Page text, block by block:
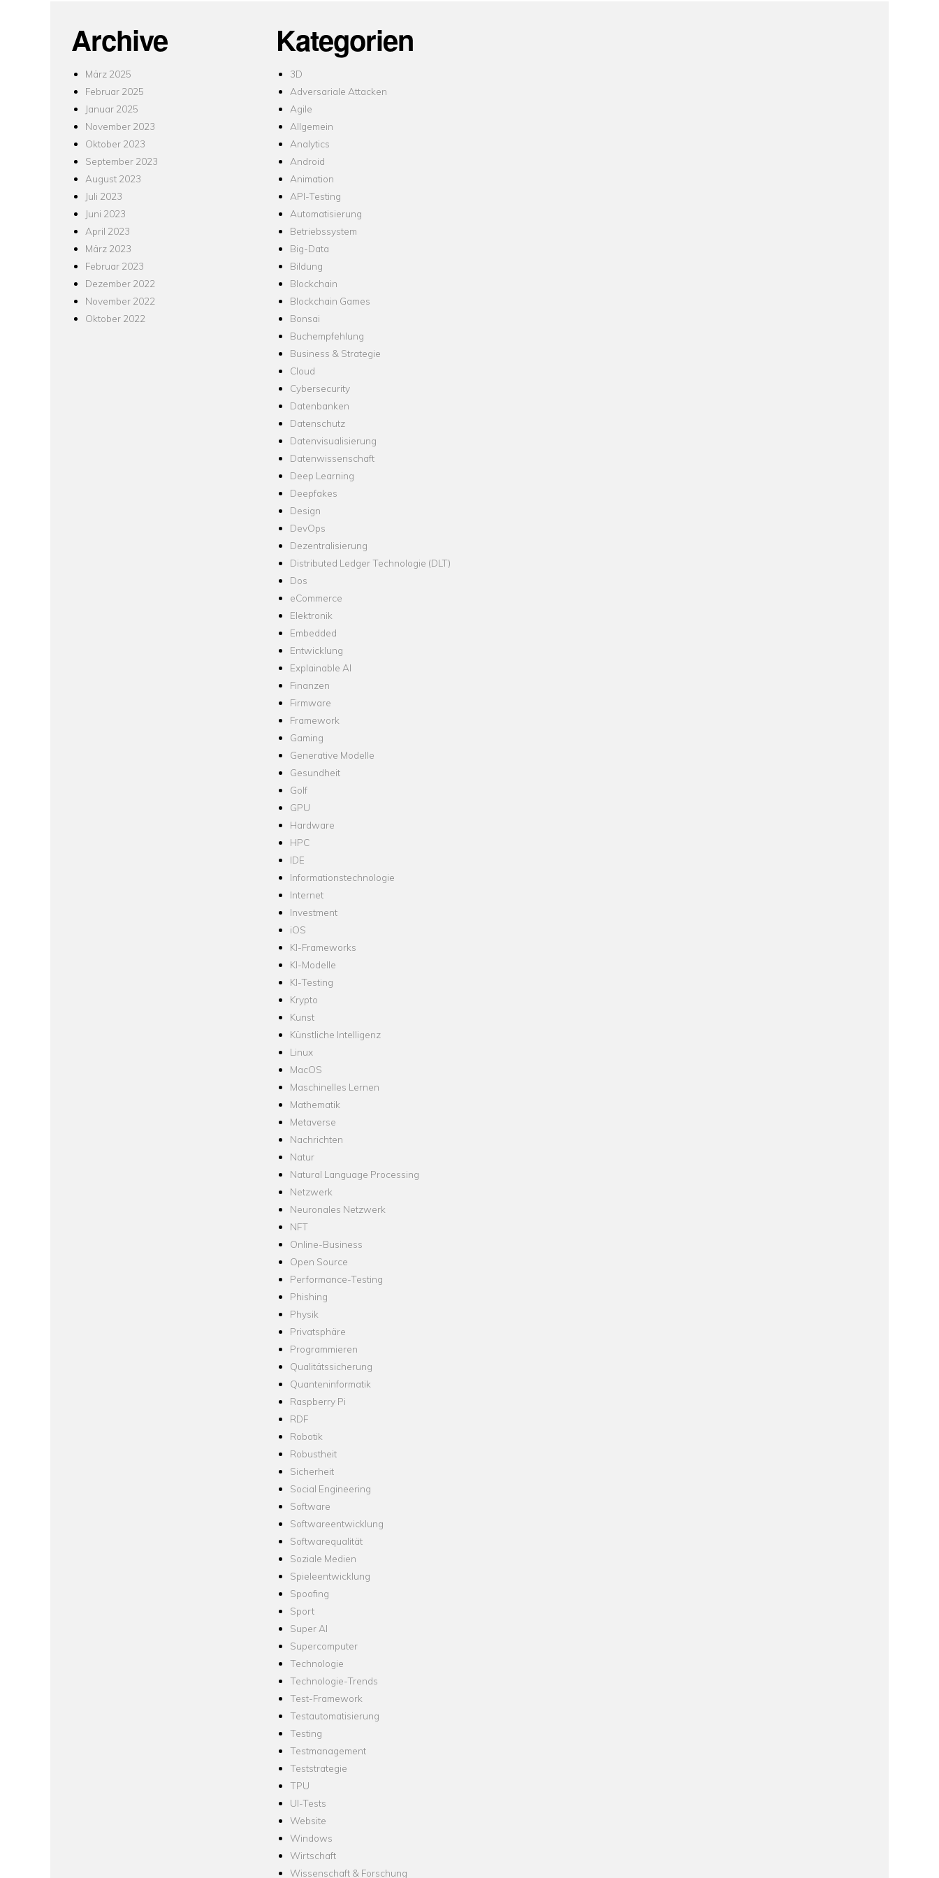
Archive
März 2025
Februar 2025
Januar 2025
November 2023
Oktober 2023
September 2023
August 2023
Juli 2023
Juni 2023
April 2023
März 2023
Februar 2023
Dezember 2022
November 2022
Oktober 2022
Kategorien
3D
Adversariale Attacken
Agile
Allgemein
Analytics
Android
Animation
API-Testing
Automatisierung
Betriebssystem
Big-Data
Bildung
Blockchain
Blockchain Games
Bonsai
Buchempfehlung
Business & Strategie
Cloud
Cybersecurity
Datenbanken
Datenschutz
Datenvisualisierung
Datenwissenschaft
Deep Learning
Deepfakes
Design
DevOps
Dezentralisierung
Distributed Ledger Technologie (DLT)
Dos
eCommerce
Elektronik
Embedded
Entwicklung
Explainable AI
Finanzen
Firmware
Framework
Gaming
Generative Modelle
Gesundheit
Golf
GPU
Hardware
HPC
IDE
Informationstechnologie
Internet
Investment
iOS
KI-Frameworks
KI-Modelle
KI-Testing
Krypto
Kunst
Künstliche Intelligenz
Linux
MacOS
Maschinelles Lernen
Mathematik
Metaverse
Nachrichten
Natur
Natural Language Processing
Netzwerk
Neuronales Netzwerk
NFT
Online-Business
Open Source
Performance-Testing
Phishing
Physik
Privatsphäre
Programmieren
Qualitätssicherung
Quanteninformatik
Raspberry Pi
RDF
Robotik
Robustheit
Sicherheit
Social Engineering
Software
Softwareentwicklung
Softwarequalität
Soziale Medien
Spieleentwicklung
Spoofing
Sport
Super AI
Supercomputer
Technologie
Technologie-Trends
Test-Framework
Testautomatisierung
Testing
Testmanagement
Teststrategie
TPU
UI-Tests
Website
Windows
Wirtschaft
Wissenschaft & Forschung